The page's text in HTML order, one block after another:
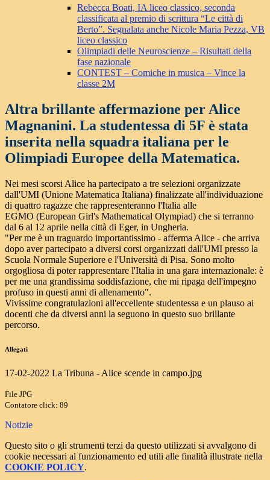
Rebecca Boati, IA liceo classico, seconda
classificata al premio di scrittura “Le città di
Berto”. Segnalata anche Nicole Maria Pezza, VB
liceo classico
Olimpiadi delle Neuroscienze – Risultati della
fase nazionale
CONTEST – Comiche in musica – Vince la
classe 2M
Altra brillante affermazione per Alice
Magnanini. La studentessa di 5F è stata
inserita nella squadra italiana per le
Olimpiadi Europee della Matematica.
Nei mesi scorsi Alice ha partecipato a tre selezioni organizzate
dall'UMI (Unione Matematica Italiana) finalizzate all'individuazione
di quattro ragazze che rappresenteranno l'Italia alle
EGMO (European Girl's Mathematical Olympiad) che si terranno
dal 6 al 12 aprile nella città di Eger, in Ungheria.
"Per me è un traguardo importantissimo - afferma Alice - che arriva
dopo aver partecipato a diversi corsi organizzati dall'UMI presso la
Scuola Normale Superiore e l'Università di Pisa. Sono molto
orgogliosa di poter rappresentare l'Italia in una gara internazionale: è
per me una grandissima soddisfazione, che mi ripaga dell'impegno
profuso in questi anni di allenamento".
Vivissime congratulazioni all'eccellente studentessa e un plauso ai
docenti che da diversi anni la seguono in questo suo brillante
percorso.
Allegati
17-02-2022 La Tribuna - Alice scende in campo.jpg
File JPG
Contatore click: 89
Notizie
Questo sito o gli strumenti terzi da questo utilizzati si avvalgono di
cookie necessari al funzionamento ed utili alle finalità illustrate nella
COOKIE POLICY.